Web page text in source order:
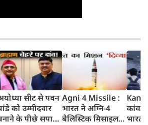
सीट से पवन
को उम्मीदवार
के पीछे सपा
Agni 4 Missile :
भारत ने अग्नि-4
बैलिस्टिक मिसाइल
कांवड़
भारत